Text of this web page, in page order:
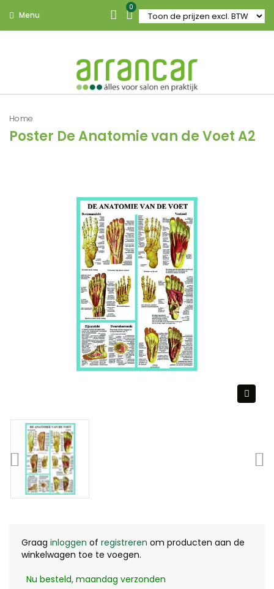
Menu
0
Home
Poster De Anatomie van de Voet A2
Graag inloggen of registreren om producten aan de
winkelwagen toe te voegen.
Nu besteld, maandag verzonden